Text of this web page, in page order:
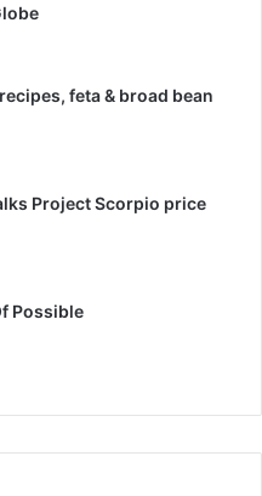
feta & broad bean
Project Scorpio price
Possible